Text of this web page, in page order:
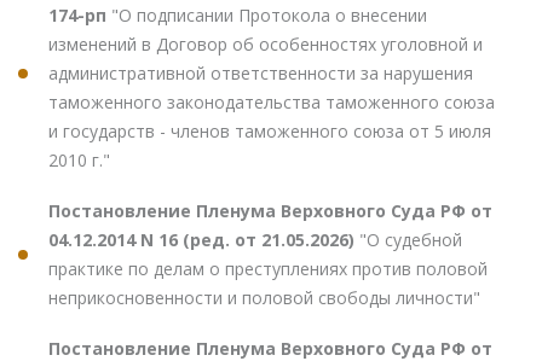
174-рп "О подписании Протокола о внесении
изменений в Договор об особенностях уголовной и
административной ответственности за нарушения
таможенного законодательства таможенного союза
и государств - членов таможенного союза от 5 июля
2010 г."
Постановление Пленума Верховного Суда РФ от
04.12.2014 N 16 (ред. от 21.05.2026) "О судебной
практике по делам о преступлениях против половой
неприкосновенности и половой свободы личности"
Постановление Пленума Верховного Суда РФ от